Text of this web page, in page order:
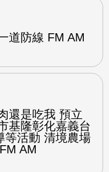
道防線 FM AM
還是吃我 預立
基隆彰化嘉義台
等活動 清境農場
AM